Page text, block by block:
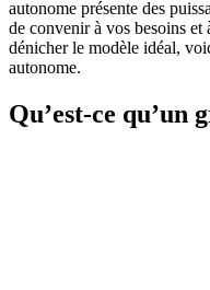
autonome présente des
de convenir à vos besoins
dénicher le modèle idéal,
autonome.
Qu’est-ce qu’un